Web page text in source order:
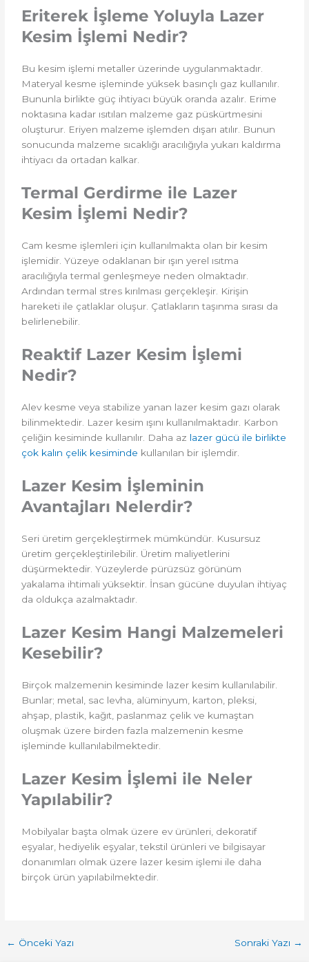
Eriterek İşleme Yoluyla Lazer
Kesim İşlemi Nedir?
Bu kesim işlemi metaller üzerinde uygulanmaktadır.
Materyal kesme işleminde yüksek basınçlı gaz kullanılır.
Bununla birlikte güç ihtiyacı büyük oranda azalır. Erime
noktasına kadar ısıtılan malzeme gaz püskürtmesini
oluşturur. Eriyen malzeme işlemden dışarı atılır. Bunun
sonucunda malzeme sıcaklığı aracılığıyla yukarı kaldırma
ihtiyacı da ortadan kalkar.
Termal Gerdirme ile Lazer
Kesim İşlemi Nedir?
Cam kesme işlemleri için kullanılmakta olan bir kesim
işlemidir. Yüzeye odaklanan bir ışın yerel ısıtma
aracılığıyla termal genleşmeye neden olmaktadır.
Ardından termal stres kırılması gerçekleşir. Kirişin
hareketi ile çatlaklar oluşur. Çatlakların taşınma sırası da
belirlenebilir.
Reaktif Lazer Kesim İşlemi
Nedir?
Alev kesme veya stabilize yanan lazer kesim gazı olarak
bilinmektedir. Lazer kesim ışını kullanılmaktadır. Karbon
çeliğin kesiminde kullanılır. Daha az lazer gücü ile birlikte
çok kalın çelik kesiminde kullanılan bir işlemdir.
Lazer Kesim İşleminin
Avantajları Nelerdir?
Seri üretim gerçekleştirmek mümkündür. Kusursuz
üretim gerçekleştirilebilir. Üretim maliyetlerini
düşürmektedir. Yüzeylerde pürüzsüz görünüm
yakalama ihtimali yüksektir. İnsan gücüne duyulan ihtiyaç
da oldukça azalmaktadır.
Lazer Kesim Hangi Malzemeleri
Kesebilir?
Birçok malzemenin kesiminde lazer kesim kullanılabilir.
Bunlar; metal, sac levha, alüminyum, karton, pleksi,
ahşap, plastik, kağıt, paslanmaz çelik ve kumaştan
oluşmak üzere birden fazla malzemenin kesme
işleminde kullanılabilmektedir.
Lazer Kesim İşlemi ile Neler
Yapılabilir?
Mobilyalar başta olmak üzere ev ürünleri, dekoratif
eşyalar, hediyelik eşyalar, tekstil ürünleri ve bilgisayar
donanımları olmak üzere lazer kesim işlemi ile daha
birçok ürün yapılabilmektedir.
← Önceki Yazı Sonraki Yazı →